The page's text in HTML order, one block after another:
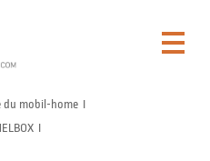
du mobil-home